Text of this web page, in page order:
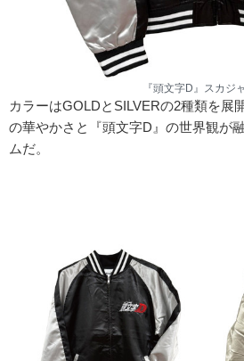
『頭文字D』スカジ
カラーはGOLDとSILVERの2種類を展
の華やかさと『頭文字D』の世界観が
ムだ。